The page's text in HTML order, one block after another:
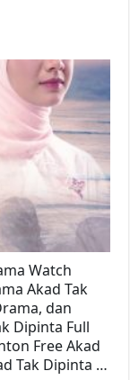
Watch
Akad Tak
dan
Dipinta Full
Free Akad
Tak Dipinta …